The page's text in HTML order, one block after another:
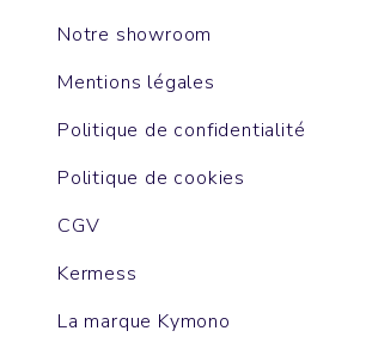
Notre showroom
Mentions légales
Politique de confidentialité
Politique de cookies
CGV
Kermess
La marque Kymono